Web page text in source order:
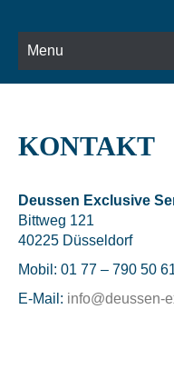
Menu
KONTAKT
Deussen Exclusive
Bittweg 121
40225 Düsseldorf
Mobil: 01 77 – 790 50
E-Mail: info@deussen-